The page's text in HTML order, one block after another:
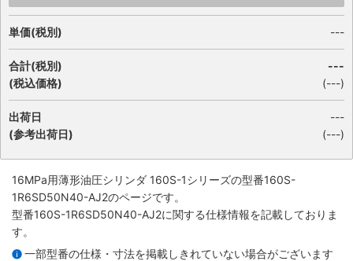
単価(税別) ---
合計(税別)
(税込価格)
---
(---)
出荷日
(参考出荷日)
---
(---)
16MPa用薄形油圧シリンダ 160S-1シリーズの型番160S-
1R6SD50N40-AJ2のページです。
型番160S-1R6SD50N40-AJ2に関する仕様情報を記載しておりま
す。
一部型番の仕様・寸法を掲載しきれていない場合がございます